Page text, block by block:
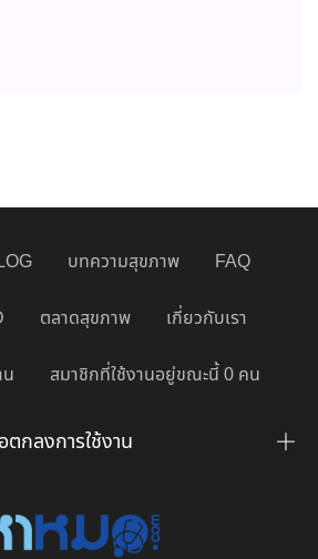
บทความสุขภาพ FAQ
ตลาดสุขภาพ เกี่ยวกับเรา
สมาชิกที่ใช้งานอยู่ขณะนี้ 0 คน
ตกลงการใช้งาน